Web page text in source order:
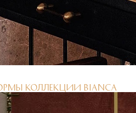
КОЛЛЕКЦИИ BIANCA